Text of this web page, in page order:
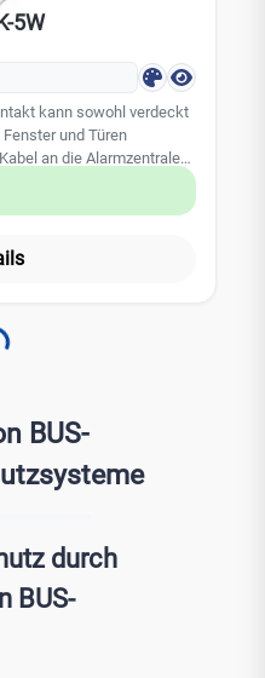
5W
kann sowohl verdeckt
und Türen
an die Alarmzentrale
4-polig, Gehäuse
BUS-
durch
BUS-